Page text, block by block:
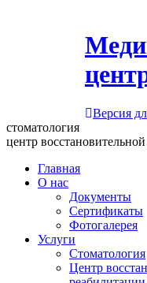
Версия
стоматология
центр
Главная
О нас
Документы
Сертификаты
Фотогалерея
Услуги
Стоматология
Центр